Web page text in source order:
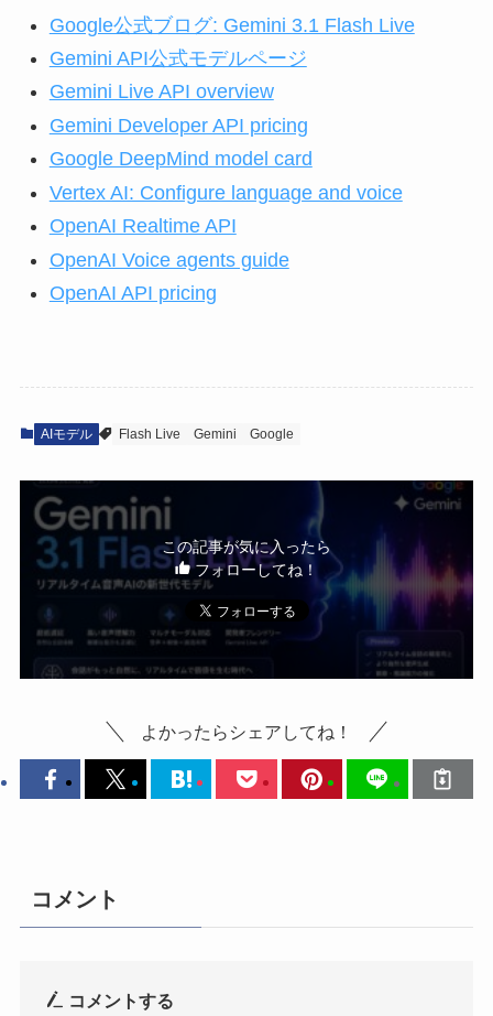
Google公式ブログ: Gemini 3.1 Flash Live
Gemini API公式モデルページ
Gemini Live API overview
Gemini Developer API pricing
Google DeepMind model card
Vertex AI: Configure language and voice
OpenAI Realtime API
OpenAI Voice agents guide
OpenAI API pricing
AIモデル Flash Live Gemini Google
この記事が気に入ったら
フォローしてね！
よかったらシェアしてね！
コメント
コメントする